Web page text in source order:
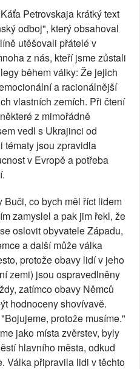
Petrovskaja krátký text
odboj", který obsahoval
utěšovali přátelé v
z nás, kteří jsme zůstali
během války: Že jejich
a racionálnější
vlastních zemích. Při čtení
z mimořádně
vedl s Ukrajinci od
tématy jsou zpravidla
v Evropě a potřeba
Buči, co bych měl říct lidem
zamyslel a pak jim řekl, že
oslovit obyvatele Západu,
a další může válka
protože obavy lidí v jeho
zemi) jsou ospravedlněny
zatímco obavy Němců
hodnoceny shovívavě.
protože musíme."
jako místa zvěrstev, byly
hlavního města, odkud
Válka připravila lidi v těchto